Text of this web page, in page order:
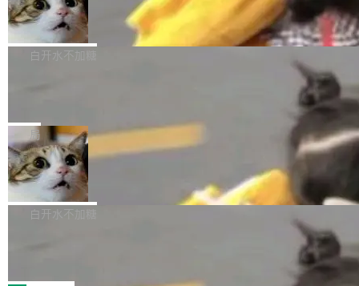
生成与复杂版式组织； 更稳定的图...
untu 用户在用，那用 snap 打包就没什么可纠结
的。 从 deb 到 snap 的迁移路径 hwctl 是 rust-
hwlib 硬件 API 库的一部分，命令行工具负责查
创始人的角色「太累了」。几天后，The Inform
ation 就曝出她将重回 OpenAI，负责递归自我
改进方向的研究。她是 Thinking Machines 过
一在人才争夺战中失血的公司。六月，Google
连失两员大将：Noam Shazeer 去了 Op...
FFmpeg 9.0 发布
FFmpeg 9.0 现已发布，包含多项改进。官方更
新日志列出的 9.0 版本主要更新内容如下： 扩
er HE-AAC 960 解码 (DAB+) transpose_cuda
filter 添加 AMF Frame Rate Converter (vf_frc
_amf) filter SMPTE 2094-50 元数据支持和直
通 ProRes RAW VideoToolbox 硬件加速器 AP
V ...
白开水不加糖
Code 在 X 上发帖：「DeepSeek Flash did 8T
tokens on August 1st. 5T of free usage + 3T
on OpenCode Go.」79.8 万次浏览，连带着 #
DeepSeek一天消耗了8万亿# 上了微博热搜——
注意这是 OpenCode 一家的消耗。 OpenCode
局
NetBSD 11.0 正式发布
NetBSD 11.0 现已正式发布，这是 NetBSD 操
作系统的第十八个主要版本。 自 NetBSD 10.1
白开水不加糖